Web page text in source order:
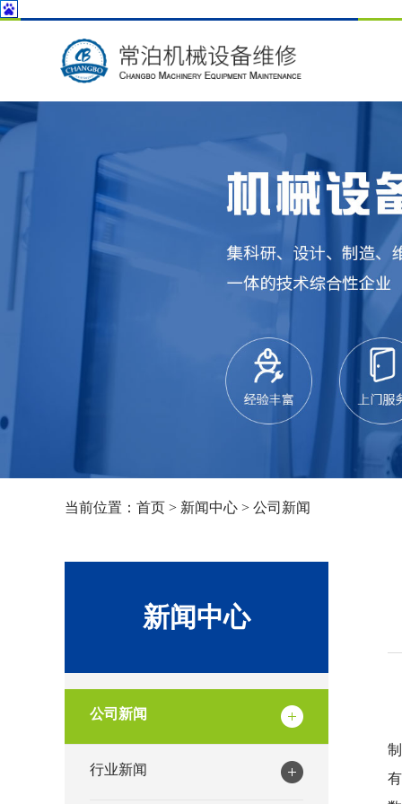
当前位置： 首页 > 新闻中心 > 公司新闻
新闻中心
公司新闻
行业新闻